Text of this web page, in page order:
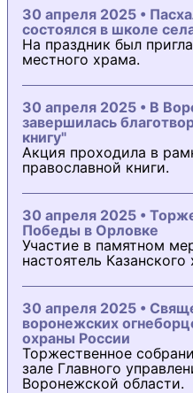
30 апреля 2025 •
состоялся в школе
На праздник был
местного храма.
30 апреля 2025 • В
завершилась
книгу"
Акция проходила в
православной книги.
30 апреля 2025 •
Победы в Орловке
Участие в памятном
настоятель
30 апреля 2025 •
воронежских
охраны России
Торжественное
зале Главного
Воронежской области.